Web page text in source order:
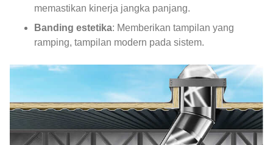
memastikan kinerja jangka panjang.
Banding estetika: Memberikan tampilan yang
ramping, tampilan modern pada sistem.